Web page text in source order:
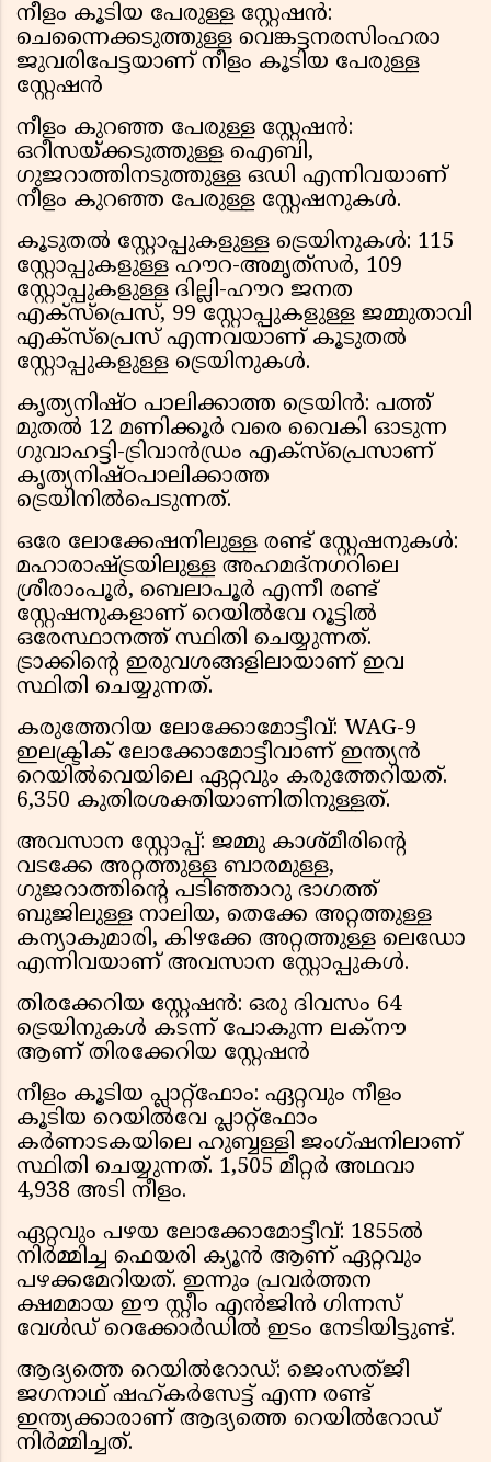
നീളം കൂടിയ പേരുള്ള സ്റ്റേഷൻ:
ചെന്നൈക്കടുത്തുള്ള വെങ്കട്ടനരസിംഹരാ
ജുവരിപേട്ടയാണ് നീളം കൂടിയ പേരുള്ള
സ്റ്റേഷൻ
നീളം കുറഞ്ഞ പേരുള്ള സ്റ്റേഷൻ:
ഒറീസയ്ക്കടുത്തുള്ള ഐബി,
ഗുജറാത്തിനടുത്തുള്ള ഒഡി എന്നിവയാണ്
നീളം കുറഞ്ഞ പേരുള്ള സ്റ്റേഷനുകൾ.
കൂടുതൽ സ്റ്റോപ്പുകളുള്ള ട്രെയിനുകൾ: 115
സ്റ്റോപ്പുകളുള്ള ഹൗറ-അമൃത്‌സർ, 109
സ്റ്റോപ്പുകളുള്ള ദില്ലി-ഹൗറ ജനത
എക്സ്പ്രെസ്, 99 സ്റ്റോപ്പുകളുള്ള ജമ്മുതാവി
എക്സ്പ്രെസ് എന്നവയാണ് കൂടുതൽ
സ്റ്റോപ്പുകളുള്ള ട്രെയിനുകൾ.
കൃത്യനിഷ്ഠ പാലിക്കാത്ത ട്രെയിൻ: പത്ത്
മുതൽ 12 മണിക്കൂർ വരെ വൈകി ഓടുന്ന
ഗുവാഹട്ടി-ട്രിവാൻഡ്രം എക്സ്പ്രെസാണ്
കൃത്യനിഷ്ഠപാലിക്കാത്ത
ട്രെയിനിൽപെടുന്നത്.
ഒരേ ലോക്കേഷനിലുള്ള രണ്ട് സ്റ്റേഷനുകൾ:
മഹാരാഷ്ട്രയിലുള്ള അഹമദ്നഗറിലെ
ശ്രീരാംപൂർ, ബെലാപൂർ എന്നീ രണ്ട്
സ്റ്റേഷനുകളാണ് റെയിൽവേ റൂട്ടിൽ
ഒരേസ്ഥാനത്ത് സ്ഥിതി ചെയ്യുന്നത്.
ട്രാക്കിന്റെ ഇരുവശങ്ങളിലായാണ് ഇവ
സ്ഥിതി ചെയ്യുന്നത്.
കരുത്തേറിയ ലോക്കോമോട്ടീവ്: WAG-9
ഇലക്ട്രിക് ലോക്കോമോട്ടീവാണ് ഇന്ത്യൻ
റെയിൽവെയിലെ ഏറ്റവും കരുത്തേറിയത്.
6,350 കുതിരശക്തിയാണിതിനുള്ളത്.
അവസാന സ്റ്റോപ്പ്: ജമ്മു കാശ്മീരിന്റെ
വടക്കേ അറ്റത്തുള്ള ബാരമുള്ള,
ഗുജറാത്തിന്റെ പടിഞ്ഞാറു ഭാഗത്ത്
ബുജിലുള്ള നാലിയ, തെക്കേ അറ്റത്തുള്ള
കന്യാകുമാരി, കിഴക്കേ അറ്റത്തുള്ള ലെഡോ
എന്നിവയാണ് അവസാന സ്റ്റോപ്പുകൾ.
തിരക്കേറിയ സ്റ്റേഷൻ: ഒരു ദിവസം 64
ട്രെയിനുകൾ കടന്ന് പോകുന്ന ലക്‌നൗ
ആണ് തിരക്കേറിയ സ്റ്റേഷൻ
നീളം കൂടിയ പ്ലാറ്റ്ഫോം: ഏറ്റവും നീളം
കൂടിയ റെയിൽവേ പ്ലാറ്റ്‌ഫോം
കർണാടകയിലെ ഹുബ്ബള്ളി ജംഗ്ഷനിലാണ്
സ്ഥിതി ചെയ്യുന്നത്. 1,505 മീറ്റർ അഥവാ
4,938 അടി നീളം.
ഏറ്റവും പഴയ ലോക്കോമോട്ടീവ്: 1855ൽ
നിർമ്മിച്ച ഫെയരി ക്യൂൻ ആണ് ഏറ്റവും
പഴക്കമേറിയത്. ഇന്നും പ്രവർത്തന
ക്ഷമമായ ഈ സ്റ്റീം എൻജിൻ ഗിന്നസ്
വേൾഡ് റെക്കോർഡിൽ ഇടം നേടിയിട്ടുണ്ട്.
ആദ്യത്തെ റെയിൽറോഡ്: ജെംസത്ജീ
ജഗനാഥ് ഷഹ്കർസേട്ട് എന്ന രണ്ട്
ഇന്ത്യക്കാരാണ് ആദ്യത്തെ റെയിൽറോഡ്
നിർമ്മിച്ചത്.